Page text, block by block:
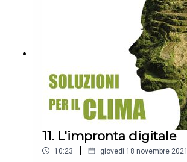
11. L'impronta digitale
10:23 | giovedì 18 novembre 2021